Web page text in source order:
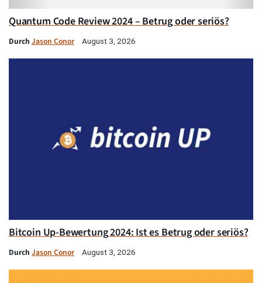
Quantum Code Review 2024 – Betrug oder seriös?
Durch Jason Conor August 3, 2026
Bitcoin Up-Bewertung 2024: Ist es Betrug oder seriös?
Durch Jason Conor August 3, 2026